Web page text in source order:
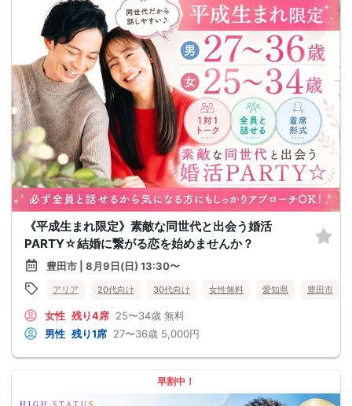
《平成生まれ限定》素敵な同世代と出会う婚活
PARTY☆結婚に繋がる恋を始めませんか？
豊田市 | 8月9日(日) 13:30〜
アリア 20代向け 30代向け 女性無料 愛知県 豊田市
女性 残り4席 25〜34歳 無料
男性 残り1席 27〜36歳 5,000円
早割中！